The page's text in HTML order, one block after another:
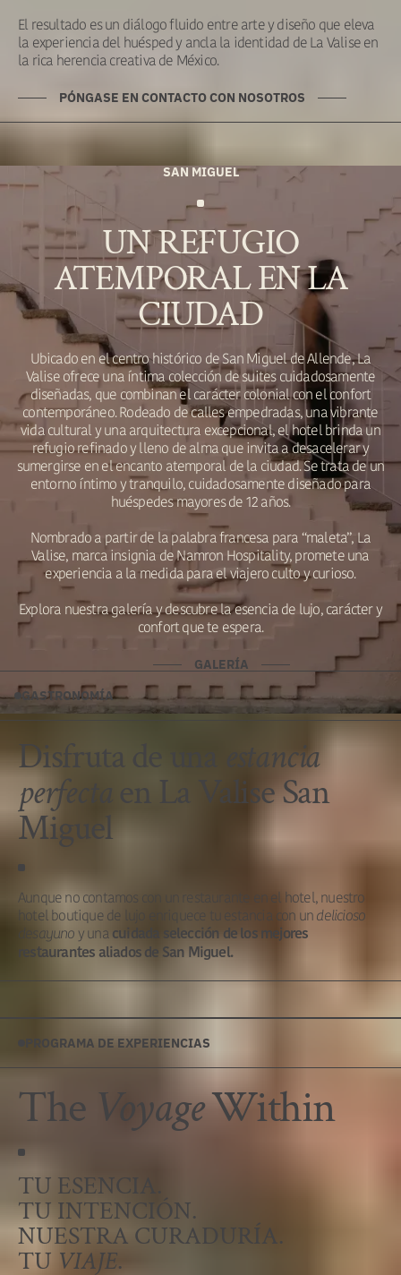
El resultado es un diálogo fluido entre arte y diseño que eleva
la experiencia del huésped y ancla la identidad de La Valise en
la rica herencia creativa de México.
PÓNGASE EN CONTACTO CON NOSOTROS
SAN MIGUEL
UN REFUGIO
ATEMPORAL EN LA
CIUDAD
Ubicado en el centro histórico de San Miguel de Allende, La
Valise ofrece una íntima colección de suites cuidadosamente
diseñadas, que combinan el carácter colonial con el confort
contemporáneo. Rodeado de calles empedradas, una vibrante
vida cultural y una arquitectura excepcional, el hotel brinda un
refugio refinado y lleno de alma que invita a desacelerar y
sumergirse en el encanto atemporal de la ciudad. Se trata de un
entorno íntimo y tranquilo, cuidadosamente diseñado para
huéspedes mayores de 12 años.
Nombrado a partir de la palabra francesa para “maleta”, La
Valise, marca insignia de Namron Hospitality, promete una
experiencia a la medida para el viajero culto y curioso.
Explora nuestra galería y descubre la esencia de lujo, carácter y
confort que te espera.
GALERÍA
GASTRONOMÍA
Disfruta de una estancia
perfecta en La Valise San
Miguel
Aunque no contamos con un restaurante en el hotel, nuestro
hotel boutique de lujo enriquece tu estancia con undelicioso
desayuno y una cuidada selección de los mejores
restaurantes aliados de San Miguel.
PROGRAMA DE EXPERIENCIAS
The VoyageWithin
TU ESENCIA.
TU INTENCIÓN.
NUESTRA CURADURÍA.
TU VIAJE.